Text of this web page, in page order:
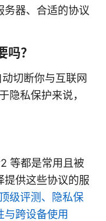
务器、合适的协议
？
切断你与互联网
隐私保护来说，
等都是常用且被
提供这些协议的服
级评测、隐私保
与跨设备使用